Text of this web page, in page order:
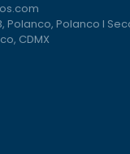
Polanco, Polanco I
CDMX